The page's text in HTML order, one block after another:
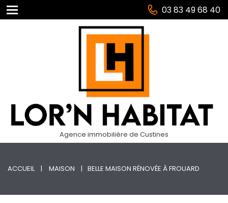
03 83 49 68 40
Agence immobilière de Custines
ACCUEIL MAISON BELLE MAISON RÉNOVÉE À FROUARD